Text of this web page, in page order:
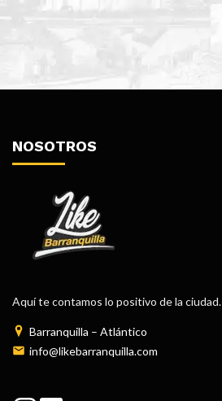
NOSOTROS
Aquí te contamos lo positivo de la ciudad.
Barranquilla – Atlántico
info@likebarranquilla.com